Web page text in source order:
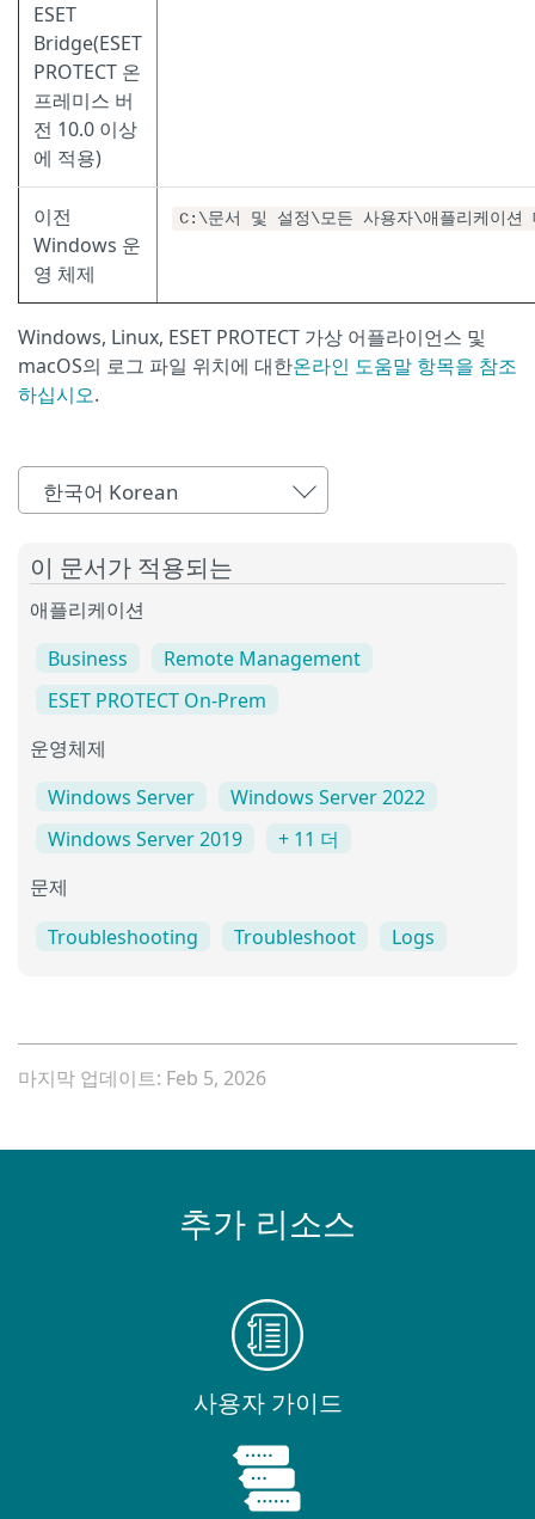
ESET
Bridge(ESET
PROTECT 온
프레미스 버
전 10.0 이상
에 적용)
이전
Windows 운
영 체제
C:\문서 및 설정\모든 사용자\애플리케이션
Windows, Linux, ESET PROTECT 가상 어플라이언스 및
macOS의 로그 파일 위치에 대한온라인 도움말 항목을 참조
하십시오.
한국어 Korean
이 문서가 적용되는
애플리케이션
Business
Remote Management
ESET PROTECT On-Prem
운영체제
Windows Server
Windows Server 2022
Windows Server 2019
+ 11 더
문제
Troubleshooting Troubleshoot Logs
마지막 업데이트: Feb 5, 2026
추가 리소스
사용자 가이드